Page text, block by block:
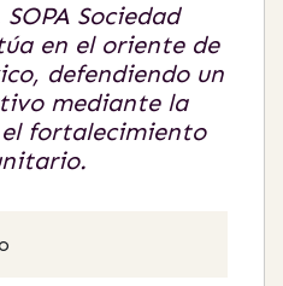
Sociedad
en el oriente de
defendiendo un
mediante la
fortalecimiento